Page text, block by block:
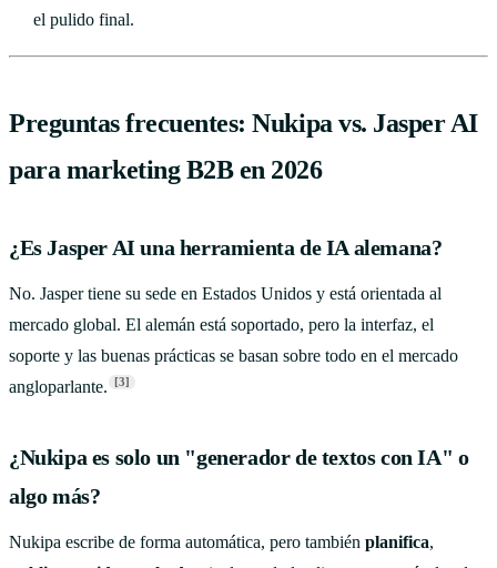
el pulido final.
Preguntas frecuentes: Nukipa vs. Jasper AI
para marketing B2B en 2026
¿Es Jasper AI una herramienta de IA alemana?
No. Jasper tiene su sede en Estados Unidos y está orientada al
mercado global. El alemán está soportado, pero la interfaz, el
soporte y las buenas prácticas se basan sobre todo en el mercado
angloparlante. [3]
¿Nukipa es solo un "generador de textos con IA" o
algo más?
Nukipa escribe de forma automática, pero también planifica,